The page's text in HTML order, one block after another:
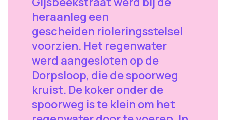
heraanleg een
gescheiden rioleringsstelsel
voorzien. Het regenwater
werd aangesloten op de
Dorpsloop, die de spoorweg
kruist. De koker onder de
spoorweg is te klein om het